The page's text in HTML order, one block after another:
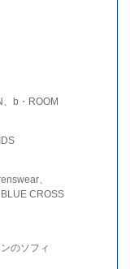
b・ROOM
、
CROSS
のソフィ